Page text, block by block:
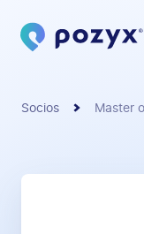
Socios Master